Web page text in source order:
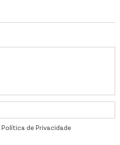
Política de Privacidade